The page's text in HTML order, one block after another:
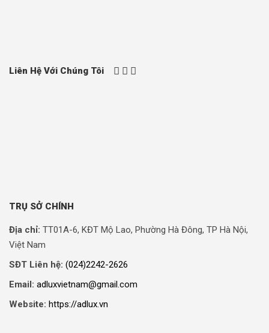
Liên Hệ Với Chúng Tôi
TRỤ SỞ CHÍNH
Địa chỉ: TT01A-6, KĐT Mộ Lao, Phường Hà Đông, TP Hà Nội,
Việt Nam
SĐT Liên hệ: (024)2242-2626
Email: adluxvietnam@gmail.com
Website: https://adlux.vn